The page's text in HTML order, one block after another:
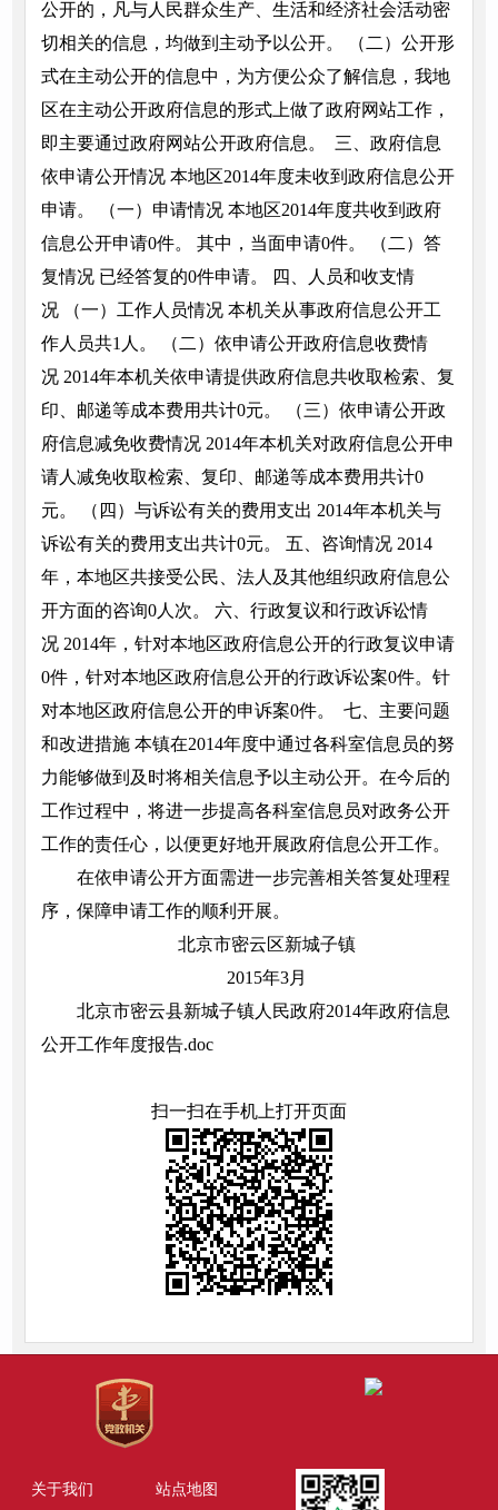
公开的，凡与人民群众生产、生活和经济社会活动密
切相关的信息，均做到主动予以公开。 （二）公开形
式在主动公开的信息中，为方便公众了解信息，我地
区在主动公开政府信息的形式上做了政府网站工作，
即主要通过政府网站公开政府信息。 三、政府信息
依申请公开情况 本地区2014年度未收到政府信息公开
申请。 （一）申请情况 本地区2014年度共收到政府
信息公开申请0件。 其中，当面申请0件。 （二）答
复情况 已经答复的0件申请。 四、人员和收支情
况 （一）工作人员情况 本机关从事政府信息公开工
作人员共1人。 （二）依申请公开政府信息收费情
况 2014年本机关依申请提供政府信息共收取检索、复
印、邮递等成本费用共计0元。 （三）依申请公开政
府信息减免收费情况 2014年本机关对政府信息公开申
请人减免收取检索、复印、邮递等成本费用共计0
元。 （四）与诉讼有关的费用支出 2014年本机关与
诉讼有关的费用支出共计0元。 五、咨询情况 2014
年，本地区共接受公民、法人及其他组织政府信息公
开方面的咨询0人次。 六、行政复议和行政诉讼情
况 2014年，针对本地区政府信息公开的行政复议申请
0件，针对本地区政府信息公开的行政诉讼案0件。针
对本地区政府信息公开的申诉案0件。 七、主要问题
和改进措施 本镇在2014年度中通过各科室信息员的努
力能够做到及时将相关信息予以主动公开。在今后的
工作过程中，将进一步提高各科室信息员对政务公开
工作的责任心，以便更好地开展政府信息公开工作。
在依申请公开方面需进一步完善相关答复处理程
序，保障申请工作的顺利开展。
北京市密云区新城子镇
2015年3月
北京市密云县新城子镇人民政府2014年政府信息
公开工作年度报告.doc
扫一扫在手机上打开页面
关于我们 站点地图